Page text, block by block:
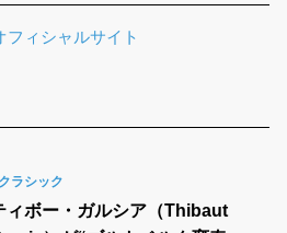
ィシャルサイト
クラシック
ィボー・ガルシア（Thibaut